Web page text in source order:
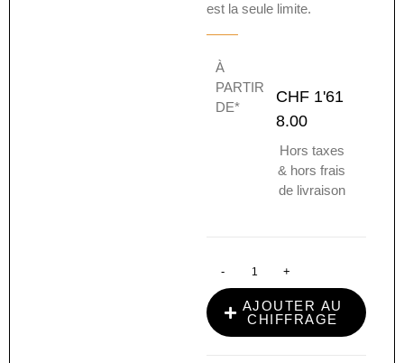
est la seule limite.
À
PARTIR
DE*
CHF 1'61
8.00
Hors taxes
& hors frais
de livraison
- +
AJOUTER AU
CHIFFRAGE